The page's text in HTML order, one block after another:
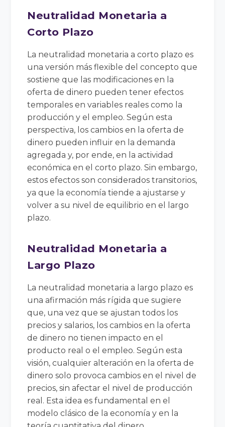
Neutralidad Monetaria a
Corto Plazo
La neutralidad monetaria a corto plazo es
una versión más flexible del concepto que
sostiene que las modificaciones en la
oferta de dinero pueden tener efectos
temporales en variables reales como la
producción y el empleo. Según esta
perspectiva, los cambios en la oferta de
dinero pueden influir en la demanda
agregada y, por ende, en la actividad
económica en el corto plazo. Sin embargo,
estos efectos son considerados transitorios,
ya que la economía tiende a ajustarse y
volver a su nivel de equilibrio en el largo
plazo.
Neutralidad Monetaria a
Largo Plazo
La neutralidad monetaria a largo plazo es
una afirmación más rígida que sugiere
que, una vez que se ajustan todos los
precios y salarios, los cambios en la oferta
de dinero no tienen impacto en el
producto real o el empleo. Según esta
visión, cualquier alteración en la oferta de
dinero solo provoca cambios en el nivel de
precios, sin afectar el nivel de producción
real. Esta idea es fundamental en el
modelo clásico de la economía y en la